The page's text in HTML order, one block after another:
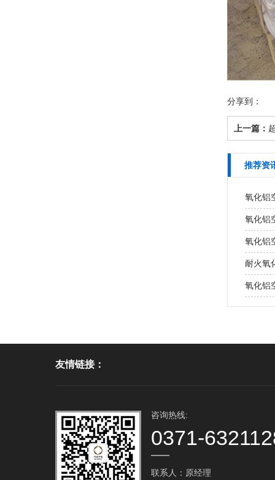
分享到：
上一篇：
推荐资
氧化铝
氧化铝
氧化铝
耐火氧
氧化铝
友情链接：
咨询热线:
0371-
联系人：原经理